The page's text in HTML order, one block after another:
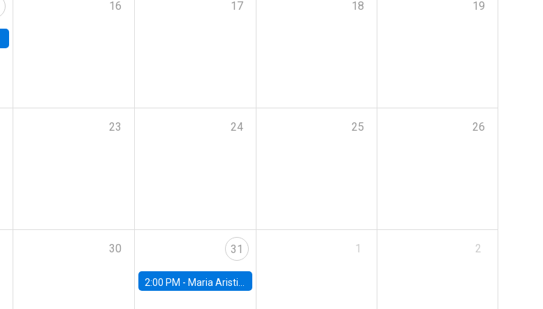
16 17 18 19
23 24 25 26
30 31
2:00 PM - Maria Aristizabal-Ramirez, FED Board
1 2